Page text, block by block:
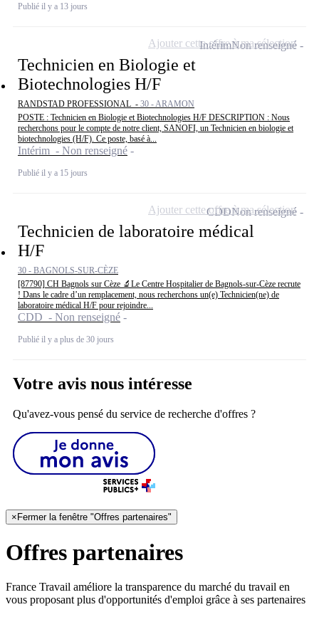
Publié il y a 13 jours
Technicien en Biologie et
Biotechnologies H/F
RANDSTAD PROFESSIONAL - 30 - ARAMON
POSTE : Technicien en Biologie et Biotechnologies H/F DESCRIPTION : Nous
recherchons pour le compte de notre client, SANOFI, un Technicien en biologie et
biotechnologies (H/F). Ce poste, basé à...
Intérim - Non renseigné
Publié il y a 15 jours
IntérimNon renseigné
Ajouter cette offre à ma sélection
Technicien de laboratoire médical
H/F
30 - BAGNOLS-SUR-CÈZE
[87790] CH Bagnols sur Cèze 🔬Le Centre Hospitalier de Bagnols-sur-Cèze recrute
! Dans le cadre d’un remplacement, nous recherchons un(e) Technicien(ne) de
laboratoire médical H/F pour rejoindre...
CDD - Non renseigné
Publié il y a plus de 30 jours
CDDNon renseigné
Ajouter cette offre à ma sélection
Votre avis nous intéresse
Qu'avez-vous pensé du service de recherche d'offres ?
×Fermer la fenêtre "Offres partenaires"
Offres partenaires
France Travail améliore la transparence du marché du travail en
vous proposant plus d'opportunités d'emploi grâce à ses partenaires